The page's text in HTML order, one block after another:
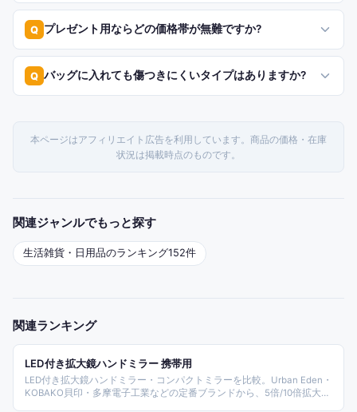
Q プレゼント用ならどの価格帯が無難ですか?
Q バッグに入れても傷つきにくいタイプはありますか?
本ページはアフィリエイト広告を利用しています。商品の価格・在庫
状況は掲載時点のものです。
関連ジャンルでもっと探す
生活雑貨・日用品のランキング152件
関連ランキング
LED付き拡大鏡ハンドミラー 携帯用
LED付き拡大鏡ハンドミラー・コンパクトミラーを比較。Urban Eden・
KOBAKO貝印・多摩電子工業などの定番ブランドから、5倍/10倍拡大